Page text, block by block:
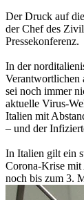
Der Druck auf
der Chef des
Pressekonferenz.
In der
Verantwortlichen
sei noch immer
aktuelle Virus-
Italien mit
– und der
In Italien gilt ein
Corona-Krise mit
noch bis zum 3.